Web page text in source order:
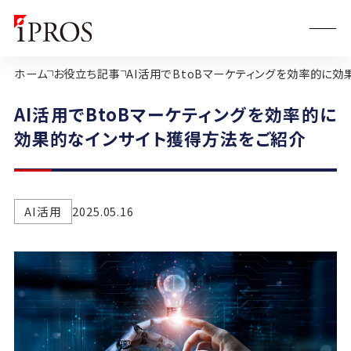
ホーム お役立ち記事 AI活用でBtoBマーケティングを効率的に効
AI活用でBtoBマーケティングを効率的に
効果的なインサイト獲得方法をご紹介
AI活用 2025.05.16